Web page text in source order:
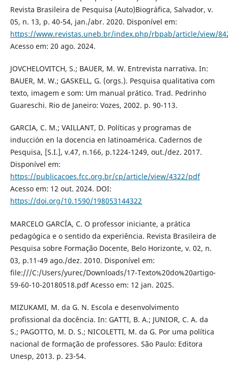
Revista Brasileira de Pesquisa (Auto)Biográfica, Salvador, v.
05, n. 13, p. 40-54, jan./abr. 2020. Disponível em:
https://www.revistas.uneb.br/index.php/rbpab/article/view/
Acesso em: 20 ago. 2024.
JOVCHELOVITCH, S.; BAUER, M. W. Entrevista narrativa. In:
BAUER, M. W.; GASKELL, G. (orgs.). Pesquisa qualitativa com
texto, imagem e som: Um manual prático. Trad. Pedrinho
Guareschi. Rio de Janeiro: Vozes, 2002. p. 90-113.
GARCIA, C. M.; VAILLANT, D. Políticas y programas de
inducción en la docencia en latinoamérica. Cadernos de
Pesquisa, [S.I.], v.47, n.166, p.1224-1249, out./dez. 2017.
Disponível em:
https://publicacoes.fcc.org.br/cp/article/view/4322/pdf
Acesso em: 12 out. 2024. DOI:
https://doi.org/10.1590/198053144322
MARCELO GARCÍA, C. O professor iniciante, a prática
pedagógica e o sentido da experiência. Revista Brasileira de
Pesquisa sobre Formação Docente, Belo Horizonte, v. 02, n.
03, p.11-49 ago./dez. 2010. Disponível em:
file:///C:/Users/yurec/Downloads/17-Texto%20do%20artigo-
59-60-10-20180518.pdf Acesso em: 12 jan. 2025.
MIZUKAMI, M. da G. N. Escola e desenvolvimento
profissional da docência. In: GATTI, B. A.; JUNIOR, C. A. da
S.; PAGOTTO, M. D. S.; NICOLETTI, M. da G. Por uma política
nacional de formação de professores. São Paulo: Editora
Unesp, 2013. p. 23-54.